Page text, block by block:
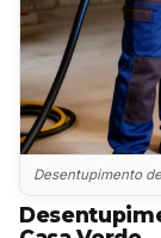
Desentupimento